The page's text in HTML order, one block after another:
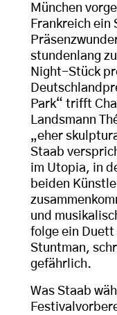
München
Frankreich ein
stundenlang
Night-Stück
Park“ trifft
Landsmann
„eher
Staab
im Utopia, in
beiden
und
folge ein
Stuntman,
gefährlich.
Was Staab